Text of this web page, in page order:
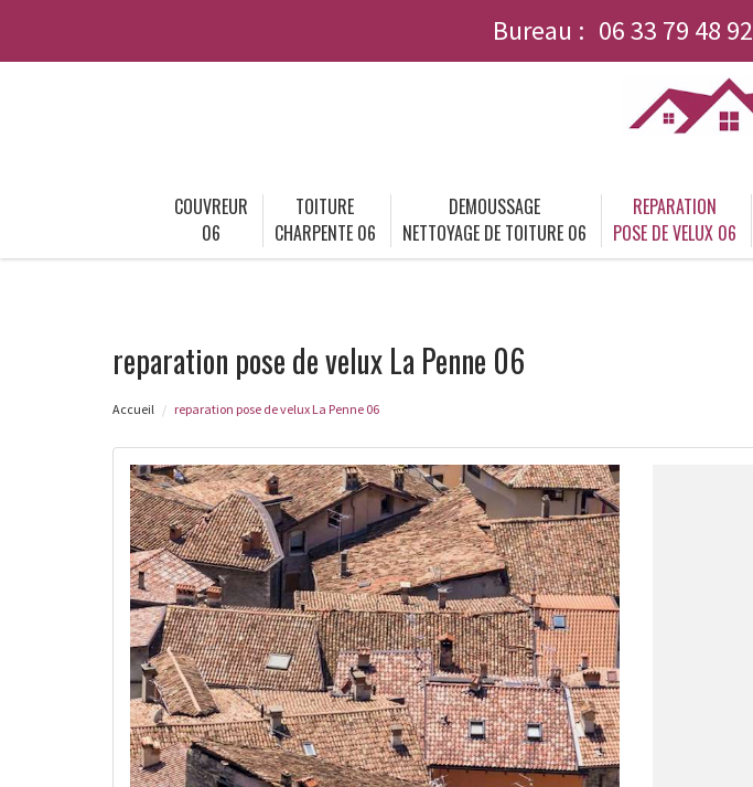
Bureau : 06 33 79 48 92
COUVREUR
06
TOITURE
CHARPENTE 06
DEMOUSSAGE
NETTOYAGE DE TOITURE 06
REPARATION
POSE DE VELUX 06
reparation pose de velux La Penne 06
Accueil reparation pose de velux La Penne 06